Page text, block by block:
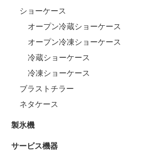
ショーケース
オープン冷蔵ショーケース
オープン冷凍ショーケース
冷蔵ショーケース
冷凍ショーケース
ブラストチラー
ネタケース
製氷機
サービス機器